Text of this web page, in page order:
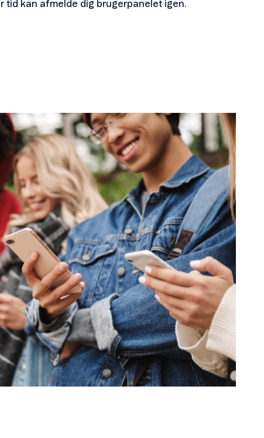
tid kan afmelde dig brugerpanelet igen.